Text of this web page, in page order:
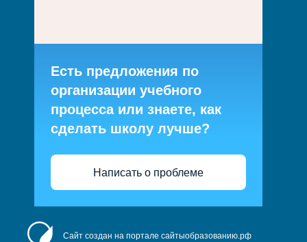
Есть предложения по
организации учебного
процесса или знаете, как
сделать школу лучше?
Написать о проблеме
Сайт создан на портале сайтыобразованию.рф